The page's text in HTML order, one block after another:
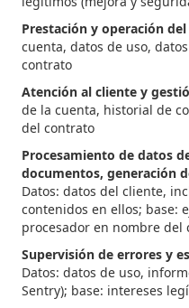
Prestación y operación del
cuenta, datos de uso,
contrato
Atención al cliente y
de la cuenta, historial de
del contrato
Procesamiento de datos
documentos, generación
Datos: datos del cliente,
contenidos en ellos; base:
procesador en nombre del
Supervisión de errores y
Datos: datos de uso,
Sentry); base: intereses